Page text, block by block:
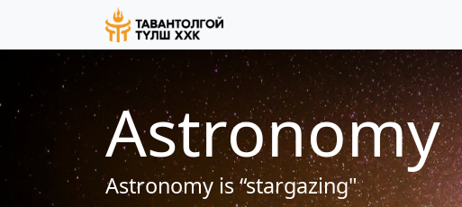
Astronomy
Astronomy is “stargazing"